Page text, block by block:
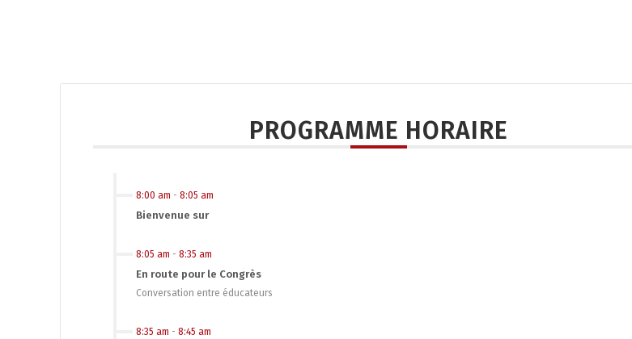
PROGRAMME HORAIRE
8:00 am - 8:05 am
Bienvenue sur
8:05 am - 8:35 am
En route pour le Congrès
Conversation entre éducateurs
8:35 am - 8:45 am